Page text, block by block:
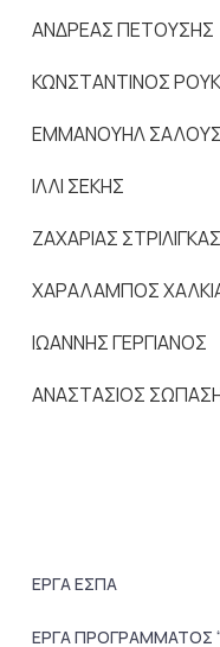
ΑΝΔΡΕΑΣ ΠΕΤΟΥΣΗΣ
ΚΩΝΣΤΑΝΤΙΝΟΣ
ΕΜΜΑΝΟΥΗΛ
ΙΛΛΙ ΣΕΚΗΣ
ΖΑΧΑΡΙΑΣ ΣΤΡΙΛΙΓΚΑΣ
ΧΑΡΑΛΑΜΠΟΣ
ΙΩΑΝΝΗΣ ΓΕΡΓΙΑΝΟΣ
ΑΝΑΣΤΑΣΙΟΣ
ΕΡΓΑ ΕΣΠΑ
ΕΡΓΑ ΠΡΟΓΡΑΜΜΑΤΟΣ